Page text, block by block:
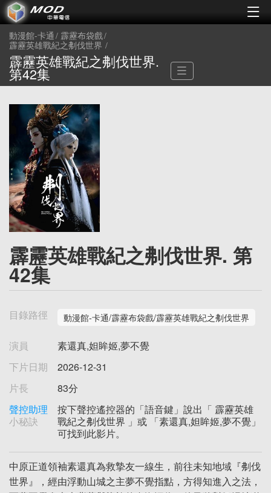
動漫館-卡通
霹靂布袋戲
霹靂英雄戰紀之刜伐世界
霹靂英雄戰紀之刜伐世界.
第42集
霹靂英雄戰紀之刜伐世界. 第
42集
目錄路徑 動漫館-卡通/霹靂布袋戲/霹靂英雄戰紀之刜伐世界
演員
素還真,妲眸姬,夢不覺
下片日期
2026-12-31
片長
83分
聲控助理
小秘訣
按下聲控遙控器的「語音鍵」說出「 霹靂英雄
戰紀之刜伐世界 」或 「素還真,妲眸姬,夢不覺」
可找到此影片。
中原正道領袖素還真為救摯友一線生，前往未知地域『刜伐
世界』，經由浮動山城之主夢不覺指點，方得知進入之法，